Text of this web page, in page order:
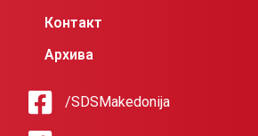
Контакт
Архива
/SDSMakedonija